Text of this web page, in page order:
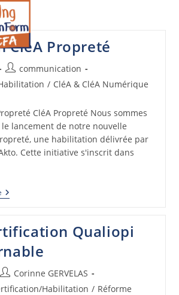
CléA Propreté
Auteur/autrice
de
communication
/ CléA & CléA Numérique
CléA Propreté Nous sommes
lancement de notre nouvelle
une habilitation délivrée par
Cette initiative s'inscrit dans
Obtention
CléA
Qualiopi
Auteur/autrice
Corinne GERVELAS
Habilitation / Réforme